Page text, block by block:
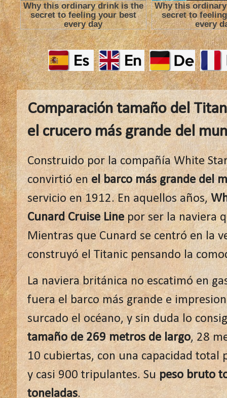
Comparación tamaño del
el crucero más grande del
Construido por la compañía White
convirtió enel barco más grande del
servicio en 1912. En aquellos años,
Cunard Cruise Linepor ser la naviera
Mientras que Cunard se centró en la
construyó el Titanic pensando la
La naviera británica no escatimó en
fuera el barco más grande e
surcado el océano, y sin duda lo
tamaño de 269 metros de largo, 28
10 cubiertas, con una capacidad total
y casi 900 tripulantes. Supeso bruto
toneladas.